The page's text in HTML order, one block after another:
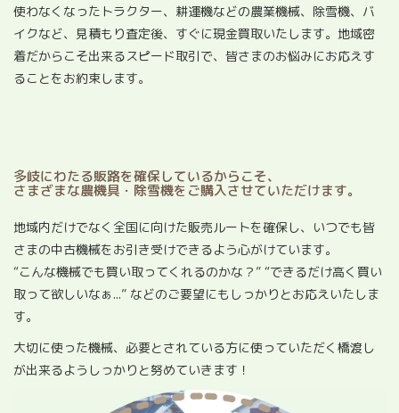
使わなくなったトラクター、耕運機などの農業機械、除雪機、バ
イクなど、見積もり査定後、すぐに現金買取いたします。地域密
着だからこそ出来るスピード取引で、皆さまのお悩みにお応えす
ることをお約束します。
多岐にわたる販路を確保しているからこそ、
さまざまな農機具・除雪機をご購入させていただけます。
地域内だけでなく全国に向けた販売ルートを確保し、いつでも皆
さまの中古機械をお引き受けできるよう心がけています。
“こんな機械でも買い取ってくれるのかな？” “できるだけ高く買い
取って欲しいなぁ...” などのご要望にもしっかりとお応えいたしま
す。
大切に使った機械、必要とされている方に使っていただく橋渡し
が出来るようしっかりと努めていきます！